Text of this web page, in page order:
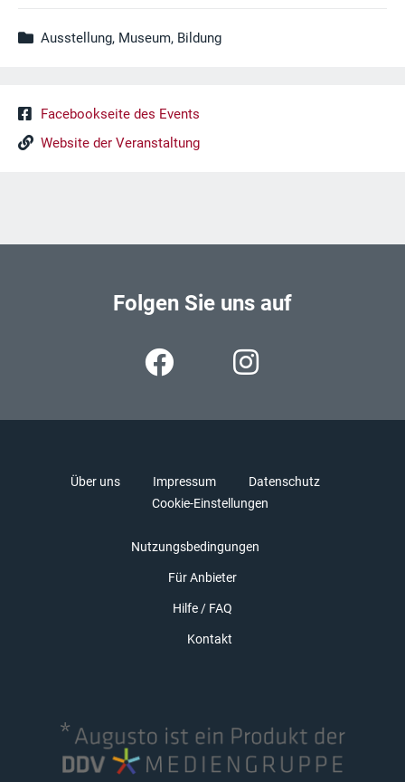
Ausstellung, Museum, Bildung
Facebookseite des Events
Website der Veranstaltung
Folgen Sie uns auf
Über uns Impressum
Datenschutz
Cookie-Einstellungen
Nutzungsbedingungen
Für Anbieter
Hilfe / FAQ
Kontakt